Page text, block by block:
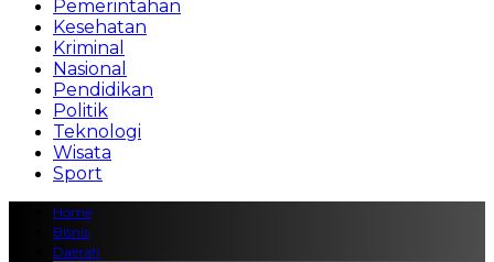
Pemerintahan
Kesehatan
Kriminal
Nasional
Pendidikan
Politik
Teknologi
Wisata
Sport
Home
Bisnis
Daerah